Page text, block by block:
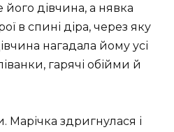
дівчина, а нявка
в спині діра, через яку
нагадала йому усі
гарячі обійми й
здригнулася і